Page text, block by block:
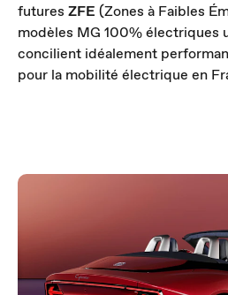
futures ZFE (Zones à Faibles
modèles MG 100% électriques
concilient idéalement
pour la mobilité électrique en